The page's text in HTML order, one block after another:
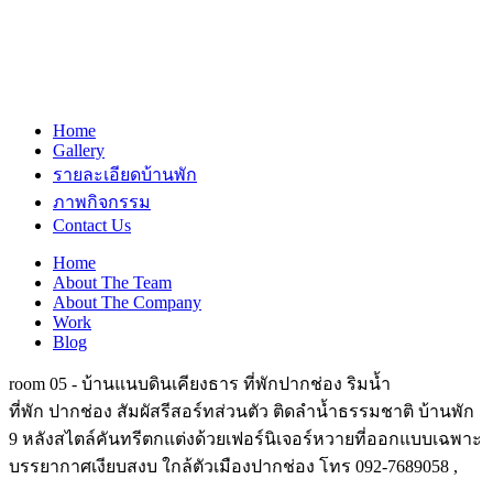
Home
Gallery
รายละเอียดบ้านพัก
ภาพกิจกรรม
Contact Us
Home
About The Team
About The Company
Work
Blog
room 05 - บ้านแนบดินเคียงธาร ที่พักปากช่อง ริมน้ำ
ที่พัก ปากช่อง สัมผัสรีสอร์ทส่วนตัว ติดลำน้ำธรรมชาติ บ้านพัก
9 หลังสไตล์คันทรีตกแต่งด้วยเฟอร์นิเจอร์หวายที่ออกแบบเฉพาะ
บรรยากาศเงียบสงบ ใกล้ตัวเมืองปากช่อง โทร 092-7689058 ,